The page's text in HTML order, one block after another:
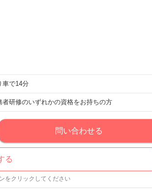
車で14分
研修のいずれかの資格をお持ちの方
問い合わせる
る
をクリックしてください